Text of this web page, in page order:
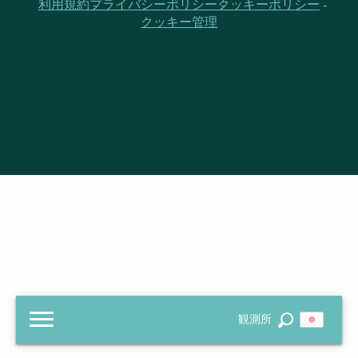
観測所
利用規約プライバシーポリシークッキーポリシー
クッキー管理